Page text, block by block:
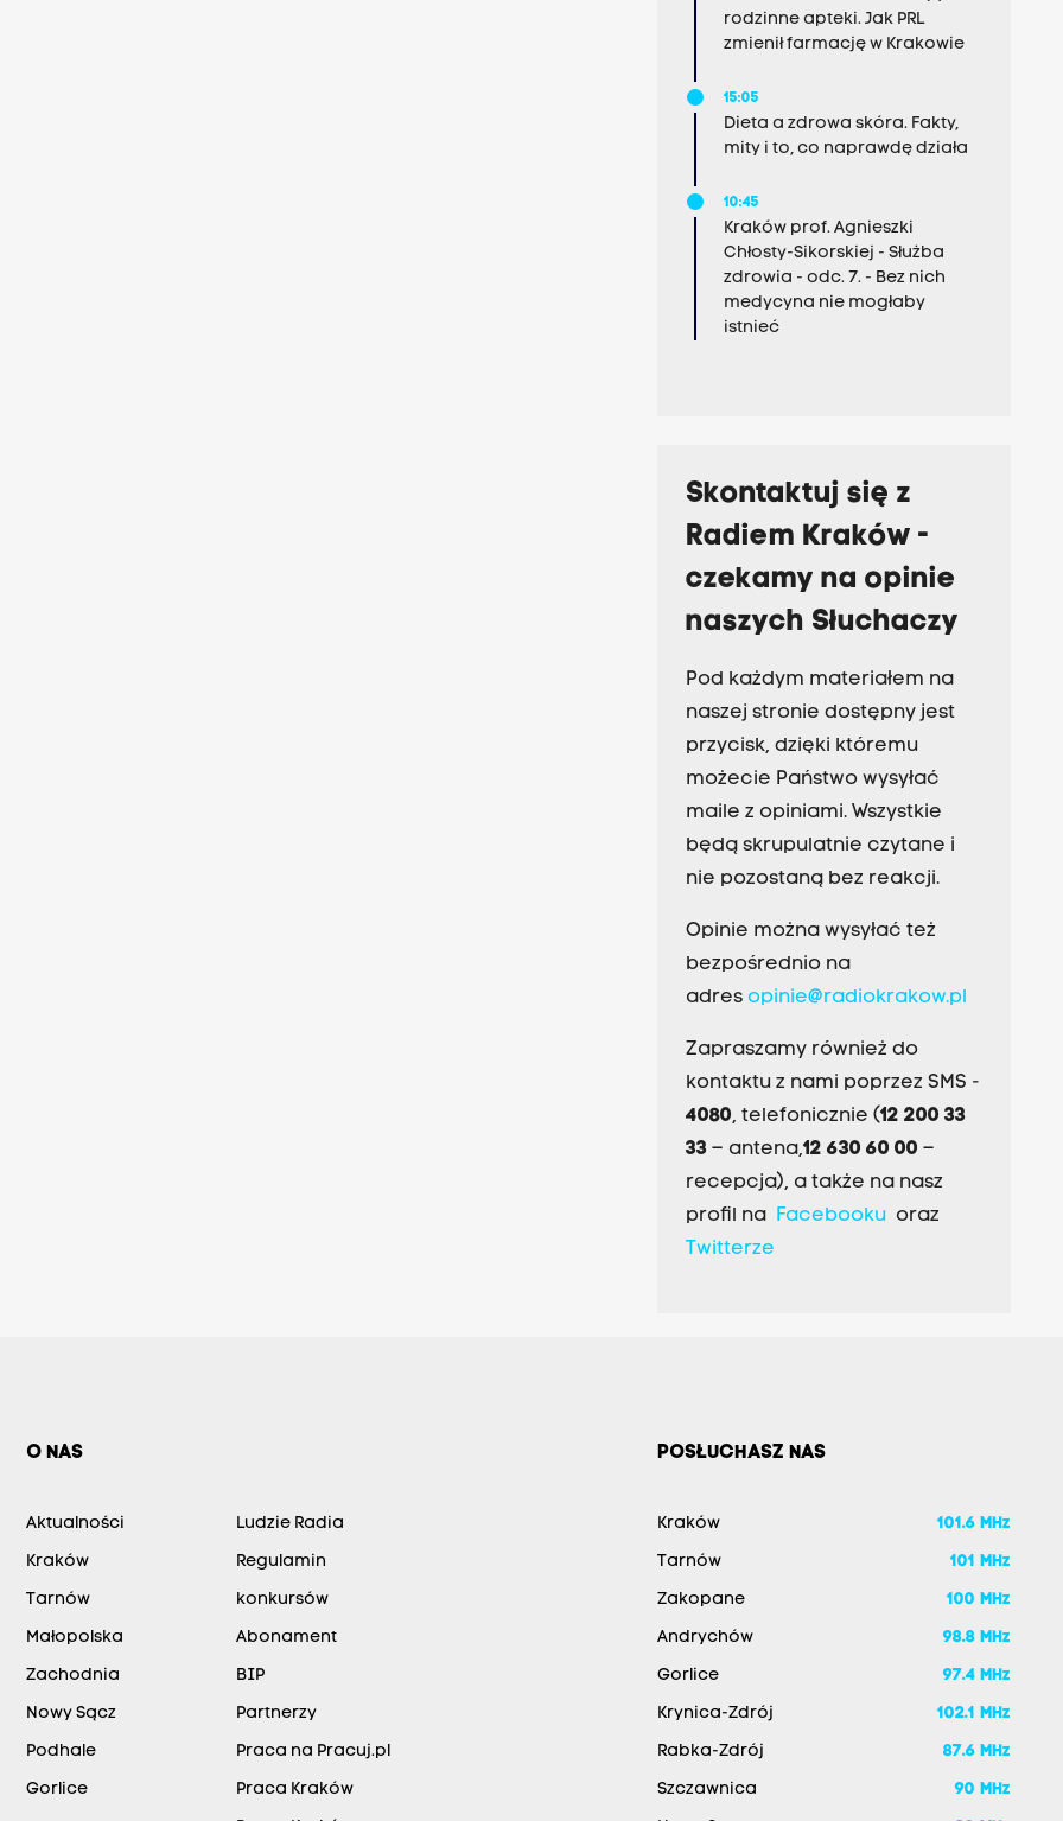
rodzinne apteki. Jak PRL
zmienił farmację w Krakowie
15:05
Dieta a zdrowa skóra. Fakty,
mity i to, co naprawdę działa
10:45
Kraków prof. Agnieszki
Chłosty-Sikorskiej - Służba
zdrowia - odc. 7. - Bez nich
medycyna nie mogłaby
istnieć
Skontaktuj się z
Radiem Kraków -
czekamy na opinie
naszych Słuchaczy
Pod każdym materiałem na
naszej stronie dostępny jest
przycisk, dzięki któremu
możecie Państwo wysyłać
maile z opiniami. Wszystkie
będą skrupulatnie czytane i
nie pozostaną bez reakcji.
Opinie można wysyłać też
bezpośrednio na
adres opinie@radiokrakow.pl
Zapraszamy również do
kontaktu z nami poprzez SMS -
4080, telefonicznie (12 200 33
33– antena,12 630 60 00 –
recepcja), a także na nasz
profil na Facebookuoraz
Twitterze
O NAS
Aktualności
Kraków
Tarnów
Małopolska
Zachodnia
Nowy Sącz
Podhale
Gorlice
Ludzie Radia
Regulamin
konkursów
Abonament
BIP
Partnerzy
Praca na Pracuj.pl
Praca Kraków
POSŁUCHASZ NAS
Kraków 101.6 MHz
Tarnów 101 MHz
Zakopane 100 MHz
Andrychów 98.8 MHz
Gorlice 97.4 MHz
Krynica-Zdrój 102.1 MHz
Rabka-Zdrój 87.6 MHz
Szczawnica 90 MHz